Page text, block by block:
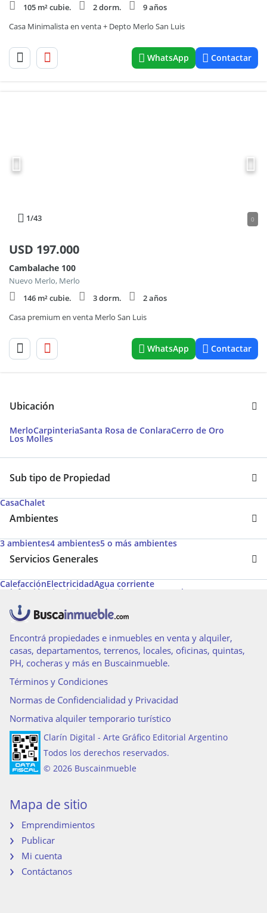
105 m² cubie.
2 dorm.
9 años
Casa Minimalista en venta + Depto Merlo San Luis
WhatsApp Contactar
1/43 0
USD 197.000
Cambalache 100
Nuevo Merlo, Merlo
146 m² cubie.
3 dorm.
2 años
Casa premium en venta Merlo San Luis
WhatsApp Contactar
Ubicación
MerloCarpinteriaSanta Rosa de ConlaraCerro de Oro
Los Molles
Sub tipo de Propiedad
CasaChalet
Ambientes
3 ambientes4 ambientes5 o más ambientes
Servicios Generales
CalefacciónElectricidadAgua corriente
Calefacción tiro balanceado Pileta Gas natural
Encontrá propiedades e inmuebles en venta y alquiler,
casas, departamentos, terrenos, locales, oficinas, quintas,
PH, cocheras y más en Buscainmueble.
Términos y Condiciones
Normas de Confidencialidad y Privacidad
Normativa alquiler temporario turístico
Clarín Digital - Arte Gráfico Editorial Argentino
Todos los derechos reservados.
© 2026 Buscainmueble
Mapa de sitio
Emprendimientos
Publicar
Mi cuenta
Contáctanos